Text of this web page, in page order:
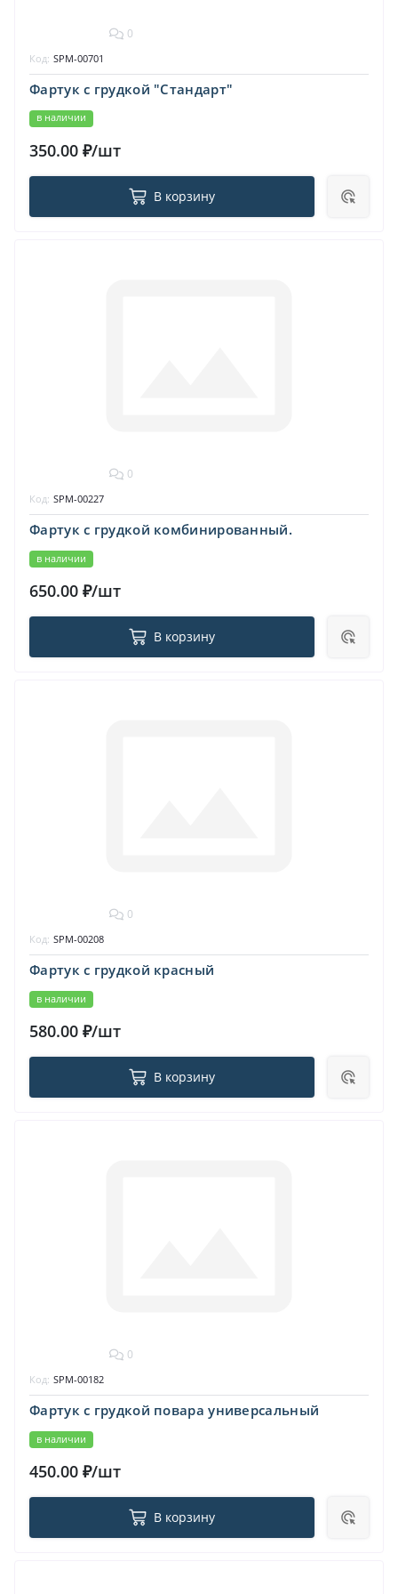
0
Фартук с грудкой "Стандарт"
в наличии
Код: SPM-00701
350.00 ₽/шт
В корзину
0
Фартук с грудкой комбинированный.
в наличии
Код: SPM-00227
650.00 ₽/шт
В корзину
0
Фартук с грудкой красный
в наличии
Код: SPM-00208
580.00 ₽/шт
В корзину
0
Фартук с грудкой повара универсальный
в наличии
Код: SPM-00182
450.00 ₽/шт
В корзину